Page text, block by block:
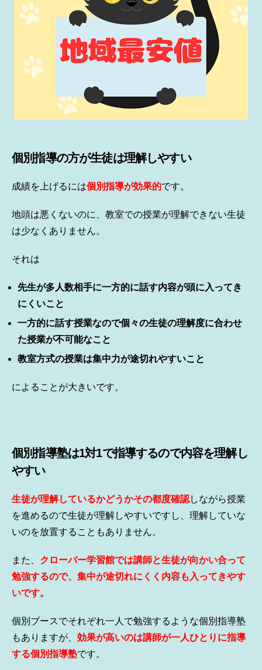
個別指導の方が生徒は理解しやすい
成績を上げるには個別指導が効果的です。
地頭は悪くないのに、教室での授業が理解できない生徒
は少なくありません。
それは
先生が多人数相手に一方的に話す内容が頭に入ってき
にくいこと
一方的に話す授業なので個々の生徒の理解度に合わせ
た授業が不可能なこと
教室方式の授業は集中力が途切れやすいこと
によることが大きいです。
個別指導塾は1対1で指導するので内容を理解し
やすい
生徒が理解しているかどうかその都度確認しながら授業
を進めるので生徒が理解しやすいですし、理解していな
いのを放置することもありません。
また、 クローバー学習館では講師と生徒が向かい合って
勉強するので、集中が途切れにくく内容も入ってきやす
いです。
個別ブースでそれぞれ一人で勉強するような個別指導塾
もありますが、 効果が高いのは講師が一人ひとりに指導
する個別指導塾です。